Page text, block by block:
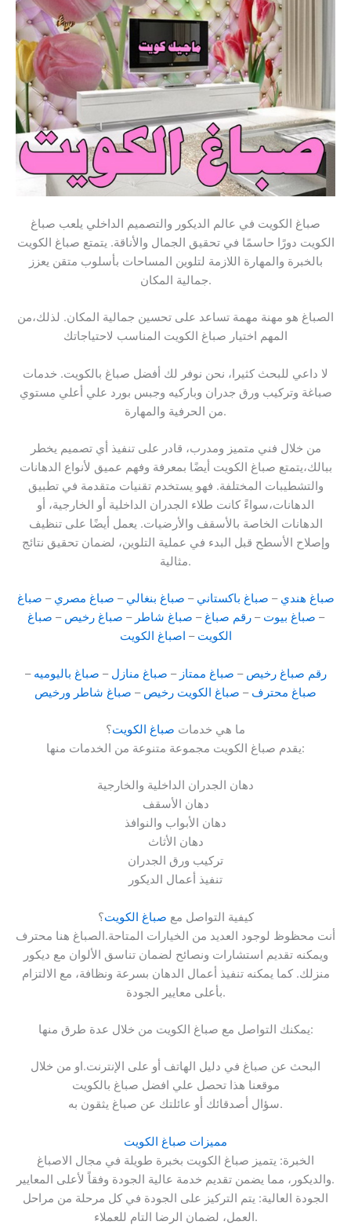
صباغ الكويت في عالم الديكور والتصميم الداخلي يلعب صباغ
الكويت دورًا حاسمًا في تحقيق الجمال والأناقة. يتمتع صباغ الكويت
بالخبرة والمهارة اللازمة لتلوين المساحات بأسلوب متقن يعزز
جمالية المكان.
الصباغ هو مهنة مهمة تساعد على تحسين جمالية المكان. لذلك،من
المهم اختيار صباغ الكويت المناسب لاحتياجاتك
لا داعي للبحث كثيرا، نحن نوفر لك أفضل صباغ بالكويت. خدمات
صباغة وتركيب ورق جدران وباركيه وجبس بورد علي أعلي مستوي
من الحرفية والمهارة.
من خلال فني متميز ومدرب، قادر على تنفيذ أي تصميم يخطر
ببالك،يتمتع صباغ الكويت أيضًا بمعرفة وفهم عميق لأنواع الدهانات
والتشطيبات المختلفة. فهو يستخدم تقنيات متقدمة في تطبيق
الدهانات،سواءً كانت طلاء الجدران الداخلية أو الخارجية، أو
الدهانات الخاصة بالأسقف والأرضيات. يعمل أيضًا على تنظيف
وإصلاح الأسطح قبل البدء في عملية التلوين، لضمان تحقيق نتائج
مثالية.
صباغ هندي – صباغ باكستاني – صباغ بنغالي – صباغ مصري – صباغ
– صباغ بيوت –رقم صباغ – صباغ شاطر – صباغ رخيص – صباغ
الكويت – اصباغ الكويت
رقم صباغ رخيص – صباغ ممتاز – صباغ منازل – صباغ باليوميه –
صباغ محترف – صباغ الكويت رخيص – صباغ شاطر ورخيص
ما هي خدمات صباغ الكويت؟
يقدم صباغ الكويت مجموعة متنوعة من الخدمات منها:
دهان الجدران الداخلية والخارجية
دهان الأسقف
دهان الأبواب والنوافذ
دهان الأثاث
تركيب ورق الجدران
تنفيذ أعمال الديكور
كيفية التواصل مع صباغ الكويت؟
أنت محظوظ لوجود العديد من الخيارات المتاحة.الصباغ هنا محترف
ويمكنه تقديم استشارات ونصائح لضمان تناسق الألوان مع ديكور
منزلك. كما يمكنه تنفيذ أعمال الدهان بسرعة ونظافة، مع الالتزام
بأعلى معايير الجودة.
يمكنك التواصل مع صباغ الكويت من خلال عدة طرق منها:
البحث عن صباغ في دليل الهاتف أو على الإنترنت.او من خلال
موقعنا هذا تحصل علي افضل صباغ بالكويت
سؤال أصدقائك أو عائلتك عن صباغ يثقون به.
مميزات صباغ الكويت
الخبرة: يتميز صباغ الكويت بخبرة طويلة في مجال الاصباغ
والديكور، مما يضمن تقديم خدمة عالية الجودة وفقاً لأعلى المعايير.
الجودة العالية: يتم التركيز على الجودة في كل مرحلة من مراحل
العمل، لضمان الرضا التام للعملاء.